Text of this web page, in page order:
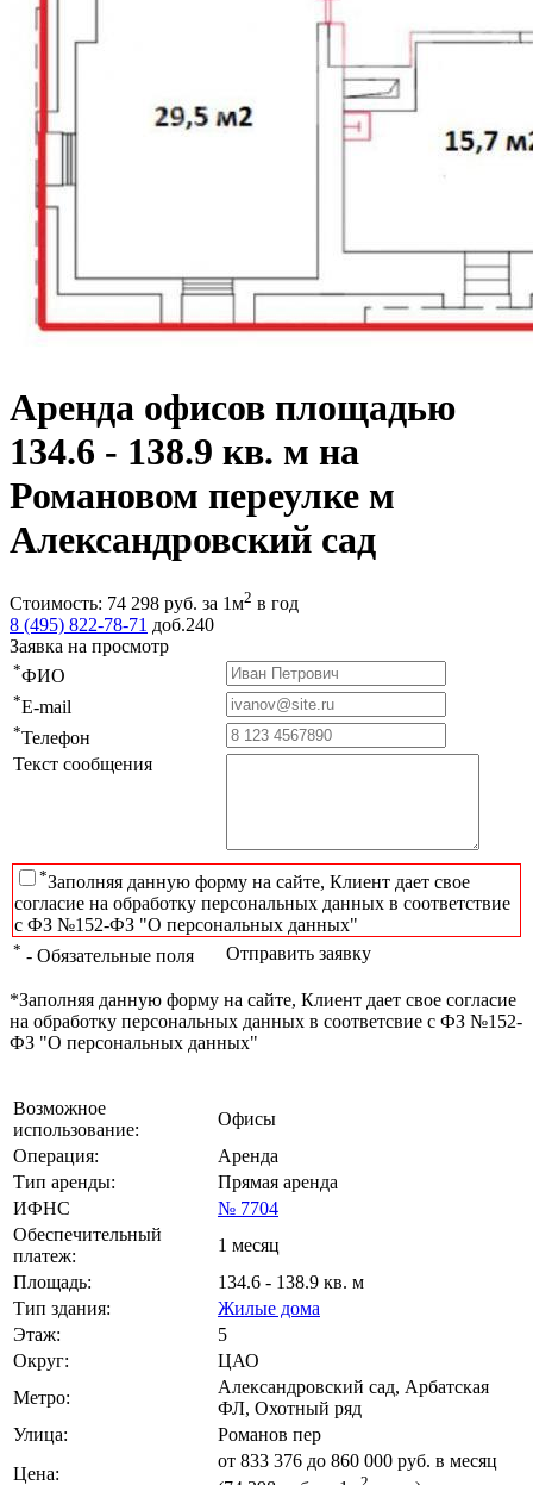
Аренда офисов площадью
134.6 - 138.9 кв. м на
Романовом переулке м
Александровский сад
Стоимость: 74 298 руб. за 1м2 в год
8 (495) 822-78-71 доб.240
Заявка на просмотр
*ФИО
*E-mail
*Телефон
Текст сообщения
*Заполняя данную форму на сайте, Клиент дает свое
согласие на обработку персональных данных в соответствие
с ФЗ №152-ФЗ "О персональных данных"
* - Обязательные поля Отправить заявку
*Заполняя данную форму на сайте, Клиент дает свое согласие
на обработку персональных данных в соответсвие с ФЗ №152-
ФЗ "О персональных данных"
Возможное
использование:
Офисы
Операция:
Аренда
Тип аренды:
Прямая аренда
ИФНС
№ 7704
Обеспечительный
платеж:
1 месяц
Площадь:
134.6 - 138.9 кв. м
Тип здания:
Жилые дома
Этаж:
5
Округ:
ЦАО
Метро:
Александровский сад, Арбатская
ФЛ, Охотный ряд
Улица:
Романов пер
Цена:
от 833 376 до 860 000 руб. в месяц
2